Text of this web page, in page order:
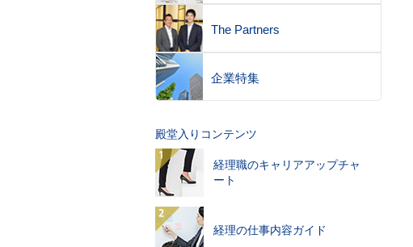
The Partners
企業特集
殿堂入りコンテンツ
経理職のキャリアアップチャ
ート
経理の仕事内容ガイド